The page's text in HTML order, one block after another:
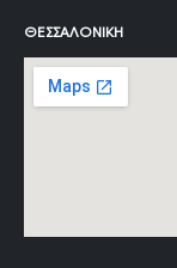
ΘΕΣΣΑΛΟΝΊΚΗ